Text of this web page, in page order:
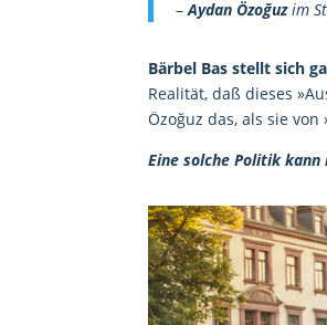
–Aydan Özoğuzim
Bärbel Bas stellt sich
Realität, daß dieses
Özoğuz das, als sie
Eine solche Politik